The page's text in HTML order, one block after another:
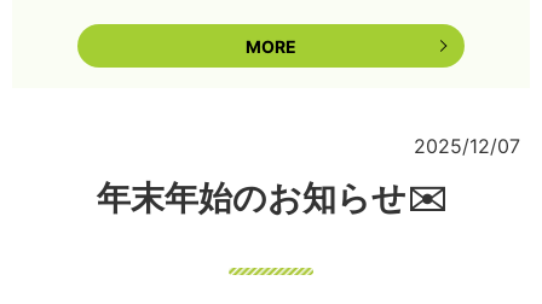
MORE
2025/12/07
年末年始のお知らせ✉️